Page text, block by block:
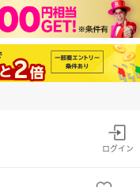
ログイン